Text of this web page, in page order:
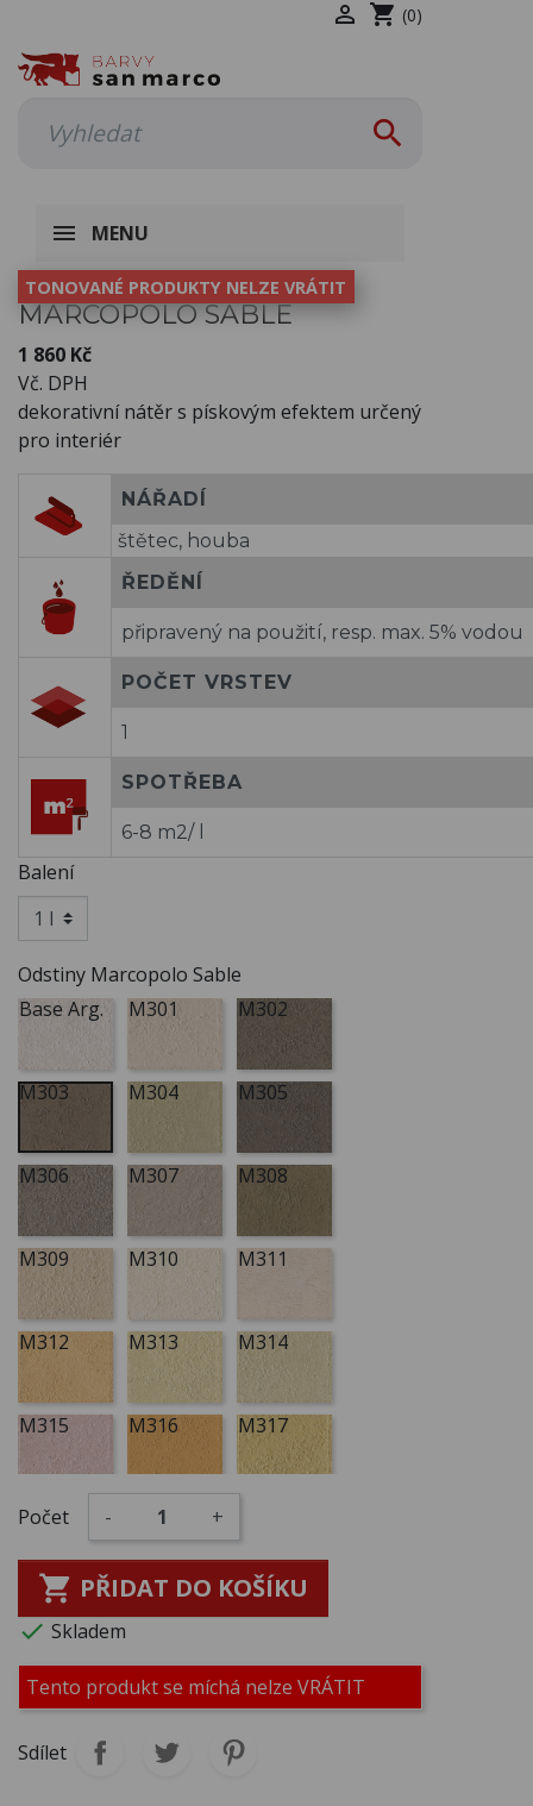
 shopping_cart (0)

MENU
TONOVANÉ PRODUKTY NELZE VRÁTIT
MARCOPOLO SABLE
1 860 Kč
Vč. DPH
dekorativní nátěr s pískovým efektem určený
pro interiér
NÁŘADÍ
štětec, houba
ŘEDĚNÍ
připravený na použití, resp. max. 5% vodou
POČET VRSTEV
1
SPOTŘEBA
6-8 m2/ l
Balení
Odstiny Marcopolo Sable
Base Arg.
M301 M302
M303 M304 M305
M306 M307 M308
M309 M310 M311
M312 M313 M314
M315 M316 M317
M318 M319
M321 M322 M323
M324 M325 M326
M327 M328 M329
Počet - +
 PŘIDAT DO KOŠÍKU
 Skladem
Tento produkt se míchá nelze VRÁTIT
Sdílet